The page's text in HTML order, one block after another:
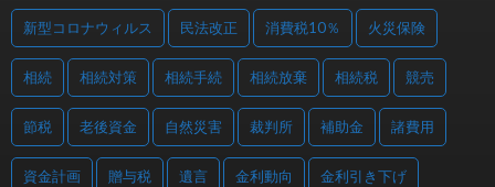
新型コロナウィルス 民法改正 消費税10％ 火災保険
相続 相続対策 相続手続 相続放棄 相続税 競売
節税 老後資金 自然災害 裁判所 補助金 諸費用
資金計画 贈与税 遺言 金利動向 金利引き下げ